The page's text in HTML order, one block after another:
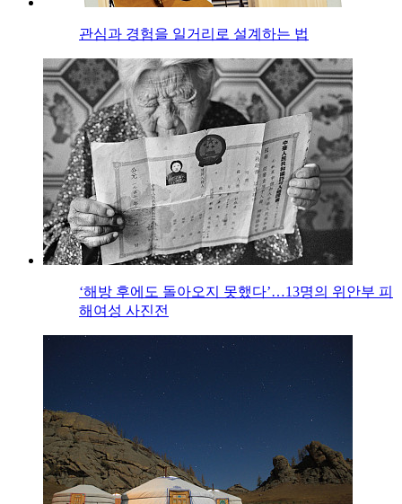
관심과 경험을 일거리로 설계하는 법
‘해방 후에도 돌아오지 못했다’…13명의 위안부 피
해여성 사진전